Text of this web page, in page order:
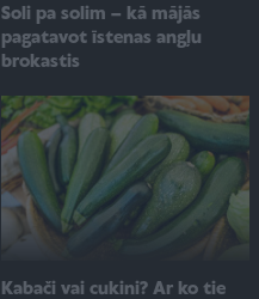
Soli pa solim – kā mājās
pagatavot īstenas angļu
brokastis
Kabači vai cukini? Ar ko tie